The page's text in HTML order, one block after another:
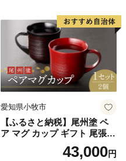
愛知県小牧市
【ふるさと納税】尾州塗 ペ
ア マグ カップ ギフト 尾張漆
漆 漆器 漆器工芸 工芸品 芸術
性 実用性 抗菌性 美味しく安
43,000円